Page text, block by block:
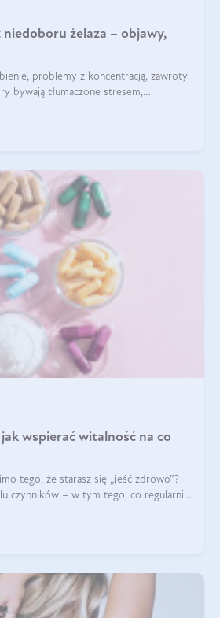
żelaza – objawy,
problemy z koncentracją, zawroty
bywają tłumaczone stresem,
wspierać witalność na co
tego, że starasz się „jeść zdrowo”?
czynników – w tym tego, co regularnie